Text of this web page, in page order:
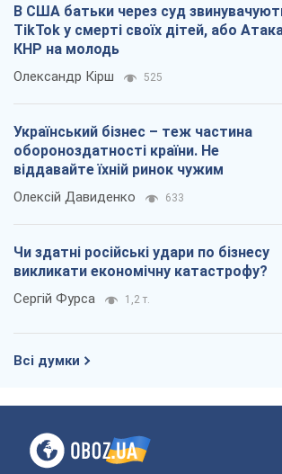
В США батьки через суд
TikTok у смерті своїх дітей, або
КНР на молодь
Олександр Кірш 525
Український бізнес – теж частина
обороноздатності країни. Не
віддавайте їхній ринок чужим
Олексій Давиденко 633
Чи здатні російські удари по бізнесу
викликати економічну катастрофу?
Сергій Фурса 1,2 т.
Всі думки